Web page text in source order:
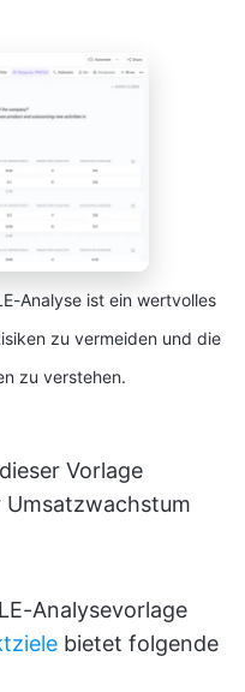
Analyse ist ein wertvolles
zu vermeiden und die
zu verstehen.
Vorlage
Analysevorlage
bietet folgende